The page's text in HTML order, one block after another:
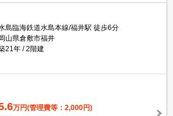
島臨海鉄道水島本線/福井駅 徒歩6分
岡山県倉敷市福井
21年
2階建
万円(管理費等：2,000円)